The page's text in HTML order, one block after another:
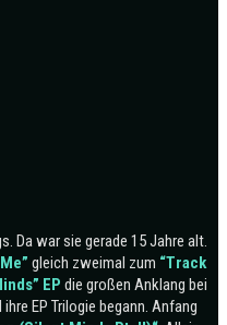
Da war sie gerade 15 Jahre alt.
gleich zweimal zum “Track
EP die großen Anklang bei
EP Trilogie begann. Anfang